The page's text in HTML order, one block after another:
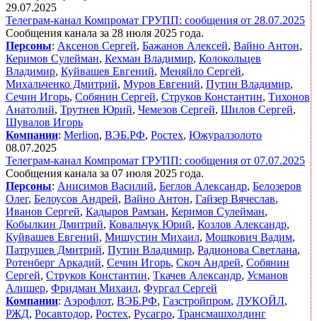
29.07.2025
Телеграм-канал Компромат ГРУПП: сообщения от 28.07.2025
Сообщения канала за 28 июля 2025 года.
Персоны: Аксенов Сергей, Бажанов Алексей, Вайно Антон,
Керимов Сулейман, Кехман Владимир, Колокольцев
Владимир, Куйвашев Евгений, Меняйло Сергей,
Михальченко Дмитрий, Муров Евгений, Путин Владимир,
Сечин Игорь, Собянин Сергей, Струков Константин, Тихонов
Анатолий, Трутнев Юрий, Чемезов Сергей, Шилов Сергей,
Шувалов Игорь
Компании: Merlion, ВЭБ.РФ, Ростех, Южуралзолото
08.07.2025
Телеграм-канал Компромат ГРУПП: сообщения от 07.07.2025
Сообщения канала за 07 июля 2025 года.
Персоны: Анисимов Василий, Беглов Александр, Белозеров
Олег, Белоусов Андрей, Вайно Антон, Гайзер Вячеслав,
Иванов Сергей, Кадыров Рамзан, Керимов Сулейман,
Кобылкин Дмитрий, Ковальчук Юрий, Козлов Александр,
Куйвашев Евгений, Мишустин Михаил, Мошкович Вадим,
Патрушев Дмитрий, Путин Владимир, Радионова Светлана,
Ротенберг Аркадий, Сечин Игорь, Скоч Андрей, Собянин
Сергей, Струков Константин, Ткачев Александр, Усманов
Алишер, Фридман Михаил, Фургал Сергей
Компании: Аэрофлот, ВЭБ.РФ, Газстройпром, ЛУКОЙЛ,
РЖД, Росавтодор, Ростех, Русагро, Трансмашхолдинг